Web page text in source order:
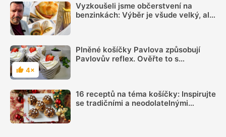
Vyzkoušeli jsme občerstvení na
benzinkách: Výběr je všude velký, ale
Hodnocení
4×
Plněné košíčky Pavlova způsobují
Pavlovův reflex. Ověřte to s
16 receptů na téma košíčky: Inspirujte
se tradičními a neodolatelnými